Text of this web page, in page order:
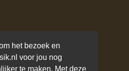
het bezoek en
voor jou nog
te maken. Met deze